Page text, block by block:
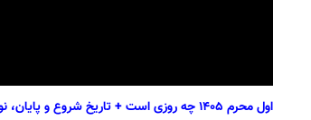
اول محرم ۱۴۰۵ چه روزی است + تاریخ شروع و پایان، نوحه و مداحی